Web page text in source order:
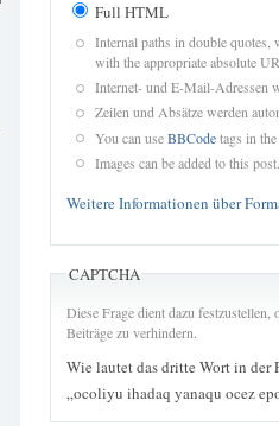
Full HTML
Internal paths in double quotes,
with the appropriate absolute
Internet- und E-Mail-Adressen
Zeilen und Absätze werden
You can useBBCodetags in
Images can be added to this post.
Weitere Informationen über
CAPTCHA
Diese Frage dient dazu
Beiträge zu verhindern.
Wie lautet das dritte Wort in der
„ocoliyu ihadaq yanaqu ocez